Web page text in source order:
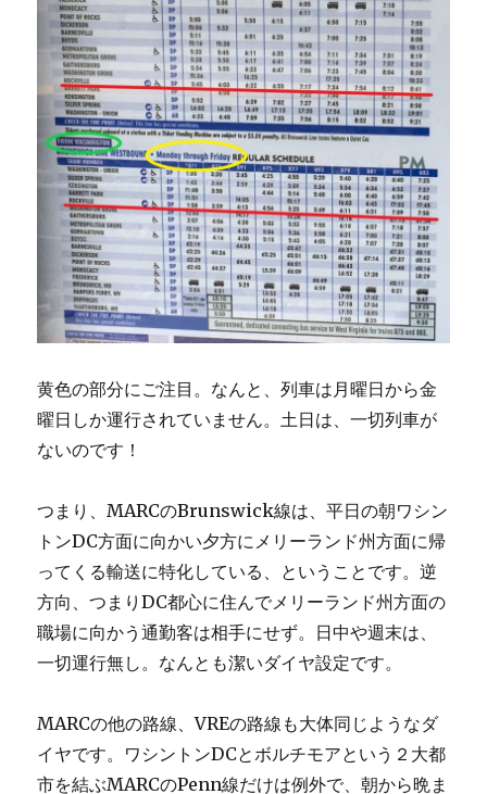
黄色の部分にご注目。なんと、列車は月曜日から金
曜日しか運行されていません。土日は、一切列車が
ないのです！
つまり、MARCのBrunswick線は、平日の朝ワシン
トンDC方面に向かい夕方にメリーランド州方面に帰
ってくる輸送に特化している、ということです。逆
方向、つまりDC都心に住んでメリーランド州方面の
職場に向かう通勤客は相手にせず。日中や週末は、
一切運行無し。なんとも潔いダイヤ設定です。
MARCの他の路線、VREの路線も大体同じようなダ
イヤです。ワシントンDCとボルチモアという２大都
市を結ぶMARCのPenn線だけは例外で、朝から晩ま